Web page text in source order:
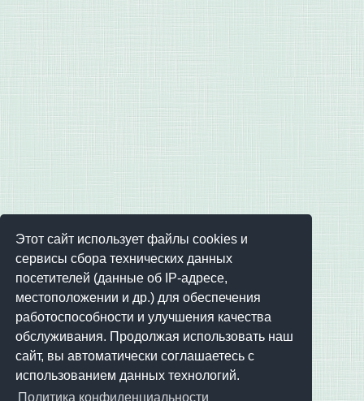
Этот сайт использует файлы cookies и
сервисы сбора технических данных
посетителей (данные об IP-адресе,
местоположении и др.) для обеспечения
работоспособности и улучшения качества
обслуживания. Продолжая использовать наш
сайт, вы автоматически соглашаетесь с
использованием данных технологий.
Политика конфиденциальности